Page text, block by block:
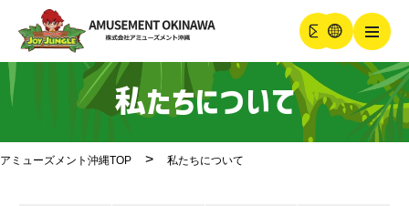
私たちについて
アミューズメント沖縄TOP 私たちについて